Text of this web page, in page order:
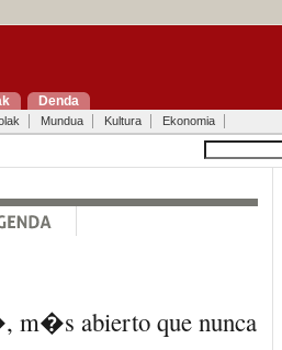
Denda
Mundua Kultura Ekonomia
abierto que nunca